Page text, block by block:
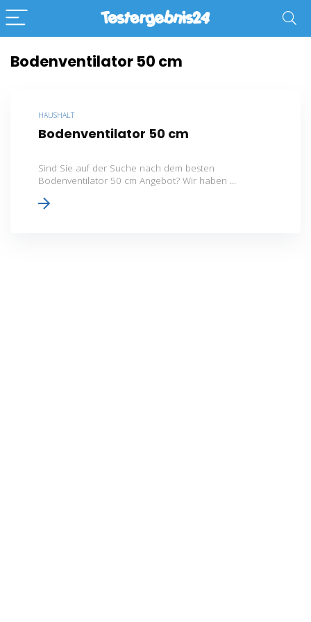
Bodenventilator 50 cm
HAUSHALT
Bodenventilator 50 cm
Sind Sie auf der Suche nach dem besten
Bodenventilator 50 cm Angebot? Wir haben ...